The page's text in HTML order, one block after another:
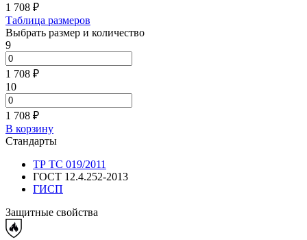
1 708 ₽
Таблица размеров
Выбрать размер и количество
9
1 708 ₽
10
1 708 ₽
В корзину
Стандарты
ТР ТС 019/2011
ГОСТ 12.4.252-2013
ГИСП
Защитные свойства